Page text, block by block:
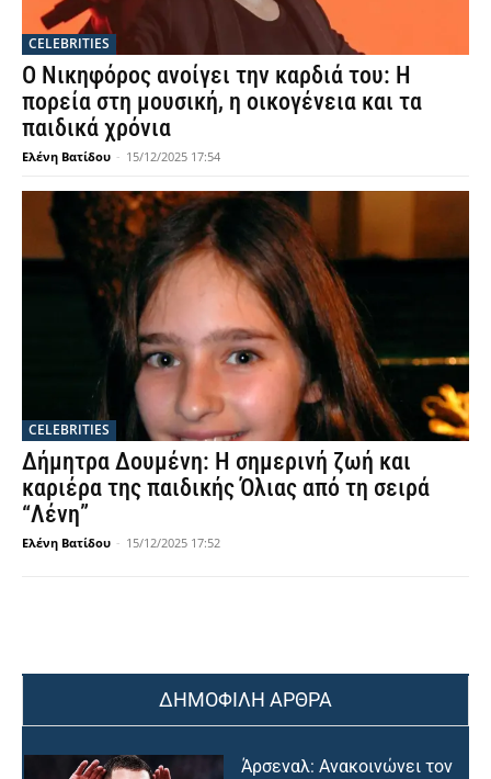
CELEBRITIES
Ο Νικηφόρος ανοίγει την καρδιά του: Η
πορεία στη μουσική, η οικογένεια και τα
παιδικά χρόνια
Ελένη Βατίδου - 15/12/2025 17:54
CELEBRITIES
Δήμητρα Δουμένη: Η σημερινή ζωή και
καριέρα της παιδικής Όλιας από τη σειρά
“Λένη”
Ελένη Βατίδου - 15/12/2025 17:52
ΔΗΜΟΦΙΛΗ ΑΡΘΡΑ
Άρσεναλ: Ανακοινώνει τον